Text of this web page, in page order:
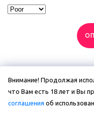
Внимание! Продолжая
что Вам есть 18 лет и Вы
соглашения об